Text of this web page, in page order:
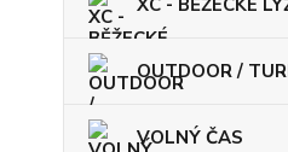
XC - BĚŽECKÉ
OUTDOOR /
VOLNÝ ČAS